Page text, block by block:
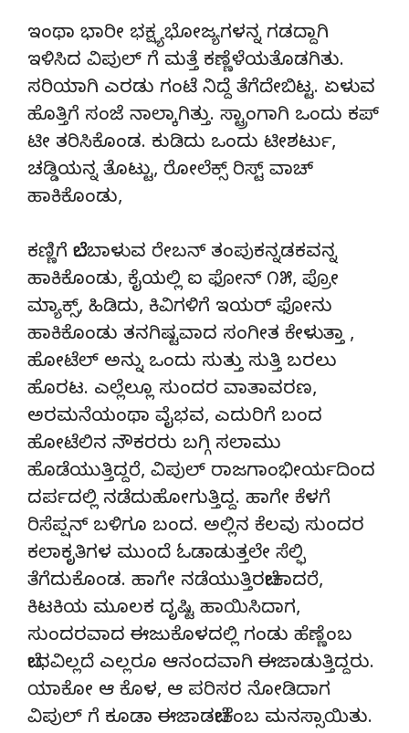
ಇಂಥಾ ಭಾರೀ ಭಕ್ಷ್ಯಭೋಜ್ಯಗಳನ್ನ ಗಡದ್ದಾಗಿ
ಇಳಿಸಿದ ವಿಪುಲ್ ಗೆ ಮತ್ತೆ ಕಣ್ಣೆಳೆಯತೊಡಗಿತು.
ಸರಿಯಾಗಿ ಎರಡು ಗಂಟೆ ನಿದ್ದೆ ತೆಗೆದೇಬಿಟ್ಟ. ಏಳುವ
ಹೊತ್ತಿಗೆ ಸಂಜೆ ನಾಲ್ಕಾಗಿತ್ತು. ಸ್ಟ್ರಾಂಗಾಗಿ ಒಂದು ಕಪ್
ಟೀ ತರಿಸಿಕೊಂಡ. ಕುಡಿದು ಒಂದು ಟೀಶರ್ಟು,
ಚಡ್ಡಿಯನ್ನ ತೊಟ್ಟು, ರೋಲೆಕ್ಸ್ ರಿಸ್ಟ್ ವಾಚ್
ಹಾಕಿಕೊಂಡು,
ಕಣ್ಣಿಗೆ ಬೆಲೆಬಾಳುವ ರೇಬನ್ ತಂಪುಕನ್ನಡಕವನ್ನ
ಹಾಕಿಕೊಂಡು, ಕೈಯಲ್ಲಿ ಐ ಫೋನ್ ೧೫, ಪ್ರೋ
ಮ್ಯಾಕ್ಸ್, ಹಿಡಿದು, ಕಿವಿಗಳಿಗೆ ಇಯರ್ ಫೋನು
ಹಾಕಿಕೊಂಡು ತನಗಿಷ್ಟವಾದ ಸಂಗೀತ ಕೇಳುತ್ತಾ ,
ಹೋಟೆಲ್ ಅನ್ನು ಒಂದು ಸುತ್ತು ಸುತ್ತಿ ಬರಲು
ಹೊರಟ. ಎಲ್ಲೆಲ್ಲೂ ಸುಂದರ ವಾತಾವರಣ,
ಅರಮನೆಯಂಥಾ ವೈಭವ, ಎದುರಿಗೆ ಬಂದ
ಹೋಟೆಲಿನ ನೌಕರರು ಬಗ್ಗಿ ಸಲಾಮು
ಹೊಡೆಯುತ್ತಿದ್ದರೆ, ವಿಪುಲ್ ರಾಜಗಾಂಭೀರ್ಯದಿಂದ
ದರ್ಪದಲ್ಲಿ ನಡೆದುಹೋಗುತ್ತಿದ್ದ. ಹಾಗೇ ಕೆಳಗೆ
ರಿಸೆಪ್ಷನ್ ಬಳಿಗೂ ಬಂದ. ಅಲ್ಲಿನ ಕೆಲವು ಸುಂದರ
ಕಲಾಕೃತಿಗಳ ಮುಂದೆ ಓಡಾಡುತ್ತಲೇ ಸೆಲ್ಫಿ
ತೆಗೆದುಕೊಂಡ. ಹಾಗೇ ನಡೆಯುತ್ತಿರಬೇಕಾದರೆ,
ಕಿಟಕಿಯ ಮೂಲಕ ದೃಷ್ಟಿ ಹಾಯಿಸಿದಾಗ,
ಸುಂದರವಾದ ಈಜುಕೊಳದಲ್ಲಿ ಗಂಡು ಹೆಣ್ಣೆಂಬ
ಬೇಧವಿಲ್ಲದೆ ಎಲ್ಲರೂ ಆನಂದವಾಗಿ ಈಜಾಡುತ್ತಿದ್ದರು.
ಯಾಕೋ ಆ ಕೊಳ, ಆ ಪರಿಸರ ನೋಡಿದಾಗ
ವಿಪುಲ್ ಗೆ ಕೂಡಾ ಈಜಾಡಬೇಕೆಂಬ ಮನಸ್ಸಾಯಿತು.